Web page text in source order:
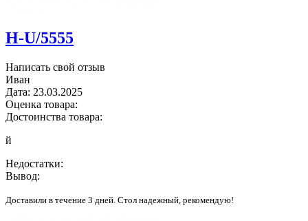
H-U/5555
Написать свой отзыв
Иван
Дата: 23.03.2025
Оценка товара:
Достоинства товара:
й
Недостатки:
Вывод:
Доставили в течение 3 дней. Стол надежный, рекомендую!